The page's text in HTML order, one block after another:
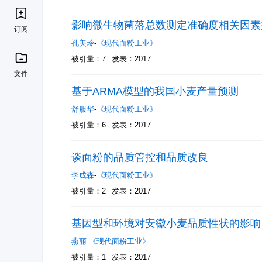
订阅
文件
影响微生物菌落总数测定准确度相关因
孔美玲- 《现代面粉工业》
被引量：7
发表：2017
基于ARMA模型的我国小麦产量预测
舒服华- 《现代面粉工业》
被引量：6
发表：2017
谈面粉的品质管控和品质改良
李成森- 《现代面粉工业》
被引量：2
发表：2017
基因型和环境对安徽小麦品质性状的影响
燕丽- 《现代面粉工业》
被引量：1
发表：2017